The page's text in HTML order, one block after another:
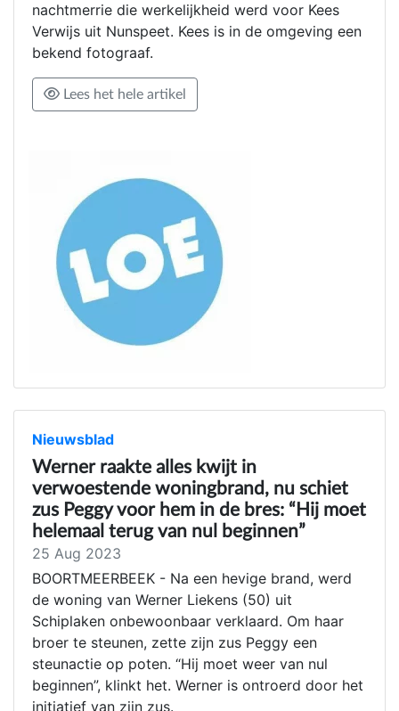
nachtmerrie die werkelijkheid werd voor Kees
Verwijs uit Nunspeet. Kees is in de omgeving een
bekend fotograaf.
Lees het hele artikel
Nieuwsblad
Werner raakte alles kwijt in
verwoestende woningbrand, nu schiet
zus Peggy voor hem in de bres: “Hij moet
helemaal terug van nul beginnen”
25 Aug 2023
BOORTMEERBEEK - Na een hevige brand, werd
de woning van Werner Liekens (50) uit
Schiplaken onbewoonbaar verklaard. Om haar
broer te steunen, zette zijn zus Peggy een
steunactie op poten. “Hij moet weer van nul
beginnen”, klinkt het. Werner is ontroerd door het
initiatief van zijn zus.